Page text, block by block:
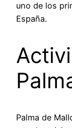
uno de los
España.
Palma de